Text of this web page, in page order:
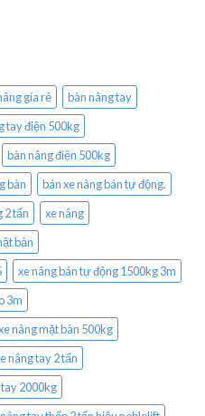
gía rẻ
bàn nâng tay
tay điện 500kg
bàn nâng điện 500kg
bàn
bán xe nâng bán tự động.
2 tấn
xe nâng
bản
xe nâng bán tự động 1500kg 3m
3m
nâng mặt bàn 500kg
nâng tay 2 tấn
2000kg